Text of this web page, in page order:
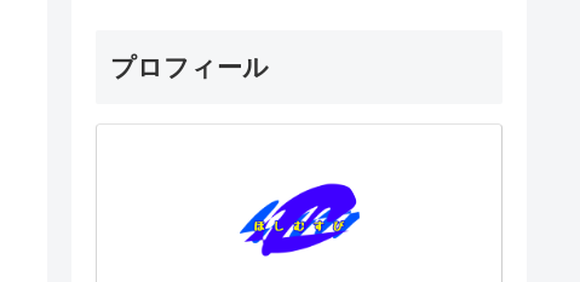
プロフィール